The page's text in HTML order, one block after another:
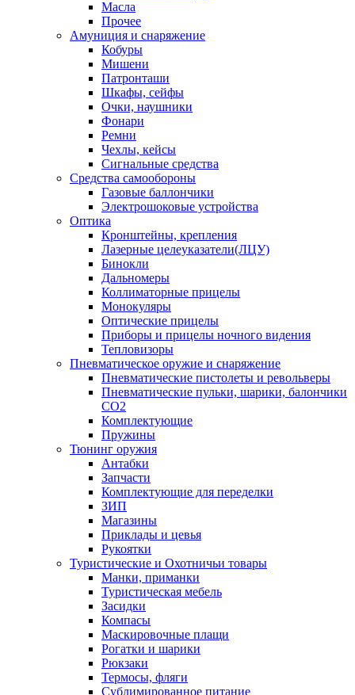
Масла
Прочее
Амуниция и снаряжение
Кобуры
Мишени
Патронташи
Шкафы, сейфы
Очки, наушники
Фонари
Ремни
Чехлы, кейсы
Сигнальные средства
Средства самообороны
Газовые баллончики
Электрошоковые устройства
Оптика
Кронштейны, крепления
Лазерные целеуказатели(ЛЦУ)
Бинокли
Дальномеры
Коллиматорные прицелы
Монокуляры
Оптические прицелы
Приборы и прицелы ночного видения
Тепловизоры
Пневматическое оружие и снаряжение
Пневматические пистолеты и револьверы
Пневматические пульки, шарики, балончики
CO2
Комплектующие
Пружины
Тюнинг оружия
Антабки
Запчасти
Комплектующие для переделки
ЗИП
Магазины
Приклады и цевья
Рукоятки
Туристические и Охотничьи товары
Манки, приманки
Туристическая мебель
Засидки
Компасы
Маскировочные плащи
Рогатки и шарики
Рюкзаки
Термосы, фляги
Сублимированное питание